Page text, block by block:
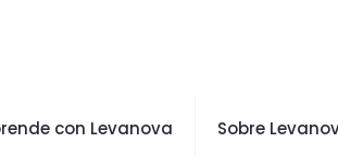
con Levanova Sobre